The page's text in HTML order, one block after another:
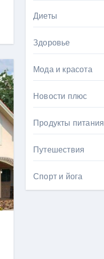
Диеты
Здоровье
Мода и красота
Новости плюс
Продукты питания
Путешествия
Спорт и йога